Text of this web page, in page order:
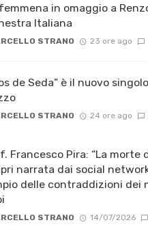
in omaggio a
Italiana
STRANO 23 ore ago
de Seda” è il nuovo
STRANO 24 ore ago
Francesco Pira: “La morte
narrata dai social
delle contraddizioni dei
STRANO 14/07/2026